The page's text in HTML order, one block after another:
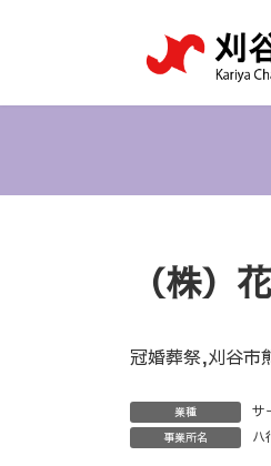
ツ
キ
シ
に
（株）
冠婚葬祭,刈谷市
業種 サ
事業所名 ハ